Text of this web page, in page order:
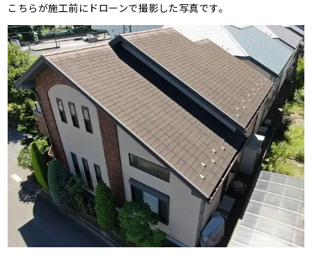
こちらが施工前にドローンで撮影した写真です。